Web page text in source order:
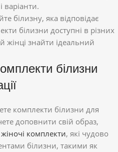
варіанти.
білизну, яка відповідає
білизни доступні в різних
жінці знайти ідеальний
білизни
комплекти білизни для
доповнити свій образ,
жіночі комплекти, які чудово
білизни, такими як